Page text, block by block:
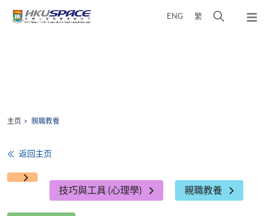
ENG 繁
弹
主页 親職教養
返回主页
技巧與工具 (心理學) 親職教養